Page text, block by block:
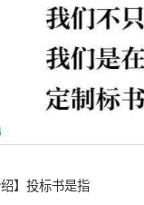
】投标书是指